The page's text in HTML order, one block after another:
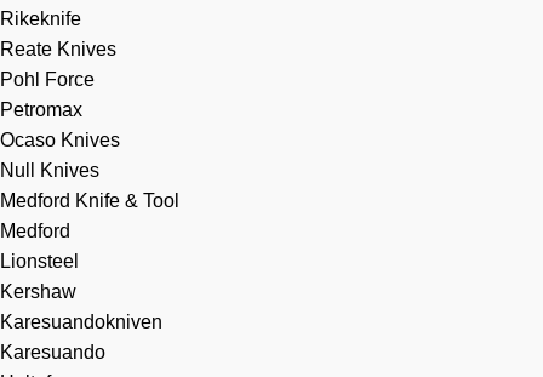
Rikeknife
Reate Knives
Pohl Force
Petromax
Ocaso Knives
Null Knives
Medford Knife & Tool
Medford
Lionsteel
Kershaw
Karesuandokniven
Karesuando